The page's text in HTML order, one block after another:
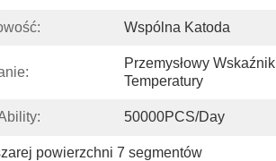
Wspólna Katoda
Przemysłowy Wskaźnik
Temperatury
50000PCS/Day
powierzchni 7 segmentów